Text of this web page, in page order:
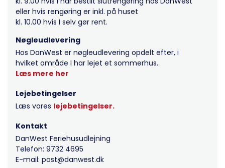
eller hvis rengøring er inkl. på huset
kl. 10.00 hvis I selv gør rent.
Nøgleudlevering
Hos DanWest er nøgleudlevering opdelt efter, i
hvilket område I har lejet et sommerhus.
Læs mere her
Lejebetingelser
Læs vores lejebetingelser.
Kontakt
DanWest Feriehusudlejning
Telefon: 9732 4695
E-mail: post@danwest.dk